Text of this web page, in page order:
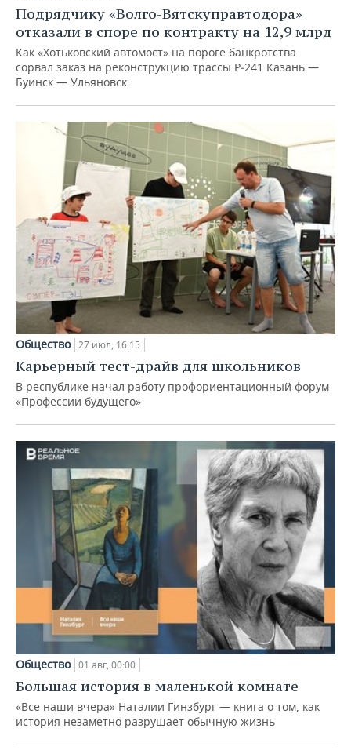
Подрядчику «Волго-Вятскуправтодора»
отказали в споре по контракту на 12,9 млрд
Как «Хотьковский автомост» на пороге банкротства
сорвал заказ на реконструкцию трассы Р‑241 Казань —
Буинск — Ульяновск
Общество 27 июл, 16:15
Карьерный тест-драйв для школьников
В республике начал работу профориентационный форум
«Профессии будущего»
Общество 01 авг, 00:00
Большая история в маленькой комнате
«Все наши вчера» Наталии Гинзбург — книга о том, как
история незаметно разрушает обычную жизнь